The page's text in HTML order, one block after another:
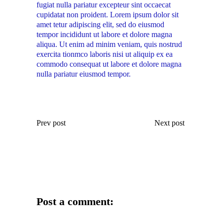
fugiat nulla pariatur excepteur sint occaecat
cupidatat non proident. Lorem ipsum dolor sit
amet tetur adipiscing elit, sed do eiusmod
tempor incididunt ut labore et dolore magna
aliqua. Ut enim ad minim veniam, quis nostrud
exercita tionmco laboris nisi ut aliquip ex ea
commodo consequat ut labore et dolore magna
nulla pariatur eiusmod tempor.
Prev post Next post
Post a comment: